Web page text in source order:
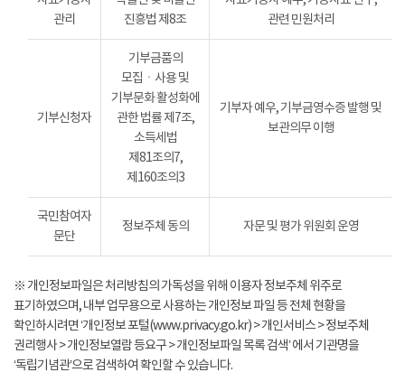
관리
진흥법 제8조
관련 민원처리
기부신청자
기부금품의
모집ㆍ사용 및
기부문화 활성화에
관한 법률 제7조,
소득세법
제81조의7,
제160조의3
기부자 예우, 기부금영수증 발행 및
보관의무 이행
국민참여자
문단
정보주체 동의 자문 및 평가 위원회 운영
※ 개인정보파일은 처리방침의 가독성을 위해 이용자 정보주체 위주로
표기하였으며, 내부 업무용으로 사용하는 개인정보 파일 등 전체 현황을
확인하시려면 ‘개인정보 포털(www.privacy.go.kr) > 개인서비스 > 정보주체
권리행사 > 개인정보열람 등요구 > 개인정보파일 목록 검색’ 에서 기관명을
‘독립기념관’으로 검색하여 확인할 수 있습니다.